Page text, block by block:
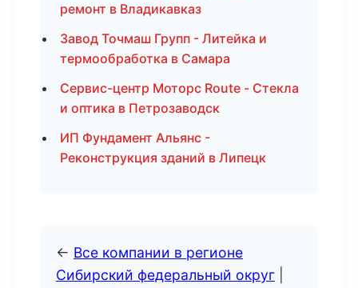
ремонт в Владикавказ
Завод Точмаш Групп - Литейка и
термообработка в Самара
Сервис-центр Моторс Route - Стекла
и оптика в Петрозаводск
ИП Фундамент Альянс -
Реконструкция зданий в Липецк
← Все компании в регионе
Сибирский федеральный округ